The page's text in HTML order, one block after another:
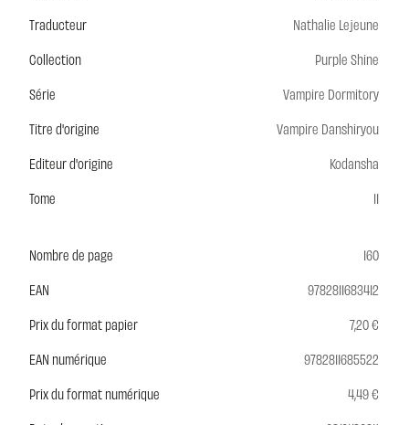
Traducteur
Nathalie Lejeune
Collection
Purple Shine
Série
Vampire Dormitory
Titre d'origine
Vampire Danshiryou
Editeur d'origine
Kodansha
Tome
11
Nombre de page
160
EAN
9782811683412
Prix du format papier
7,20 €
EAN numérique
9782811685522
Prix du format numérique
4,49 €